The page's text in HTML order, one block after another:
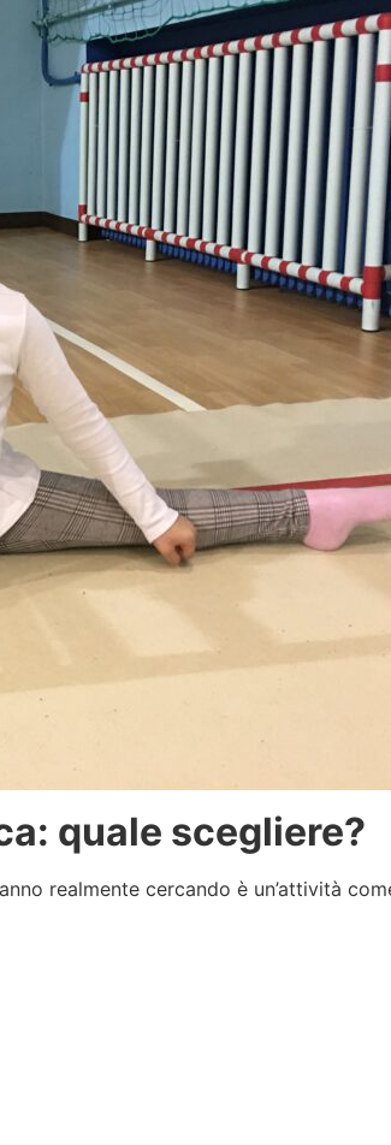
quale scegliere?
realmente cercando è un’attività